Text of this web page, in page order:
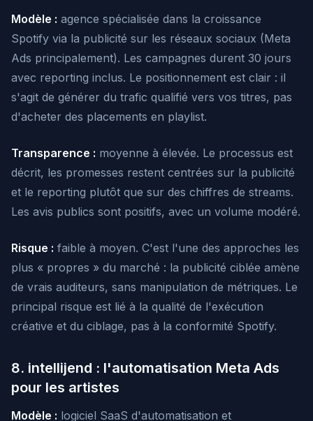
Modèle : agence spécialisée dans la croissance
Spotify via la publicité sur les réseaux sociaux (Meta
Ads principalement). Les campagnes durent 30 jours
avec reporting inclus. Le positionnement est clair : il
s'agit de générer du trafic qualifié vers vos titres, pas
d'acheter des placements en playlist.
Transparence : moyenne à élevée. Le processus est
décrit, les promesses restent centrées sur la publicité
et le reporting plutôt que sur des chiffres de streams.
Les avis publics sont positifs, avec un volume modéré.
Risque : faible à moyen. C'est l'une des approches les
plus « propres » du marché : la publicité ciblée amène
de vrais auditeurs, sans manipulation de métriques. Le
principal risque est lié à la qualité de l'exécution
créative et du ciblage, pas à la conformité Spotify.
8. intellijend : l'automatisation Meta Ads
pour les artistes
Modèle : logiciel SaaS d'automatisation et